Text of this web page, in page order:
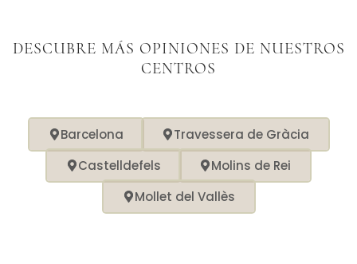
DESCUBRE MÁS OPINIONES DE NUESTROS
CENTROS
Barcelona
Travessera de Gràcia
Castelldefels
Molins de Rei
Mollet del Vallès